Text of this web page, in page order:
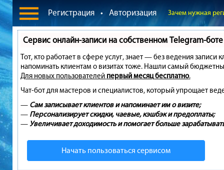
Регистрация • Авторизация Зачем нужная
Сервис онлайн-записи на собственном Telegram-боте
Тот, кто работает в сфере услуг, знает — без ведения
напоминать клиентам о визитах тоже. Нашли самый
Для новых пользователей первый месяц бесплатно.
Чат-бот для мастеров и специалистов, который упрощает
— Сам записывает клиентов и напоминает им о визите;
— Персонализирует скидки, чаевые, кэшбэк и предоплаты;
—Увеличивает доходимость и помогает больше
Начать пользоваться сервисом